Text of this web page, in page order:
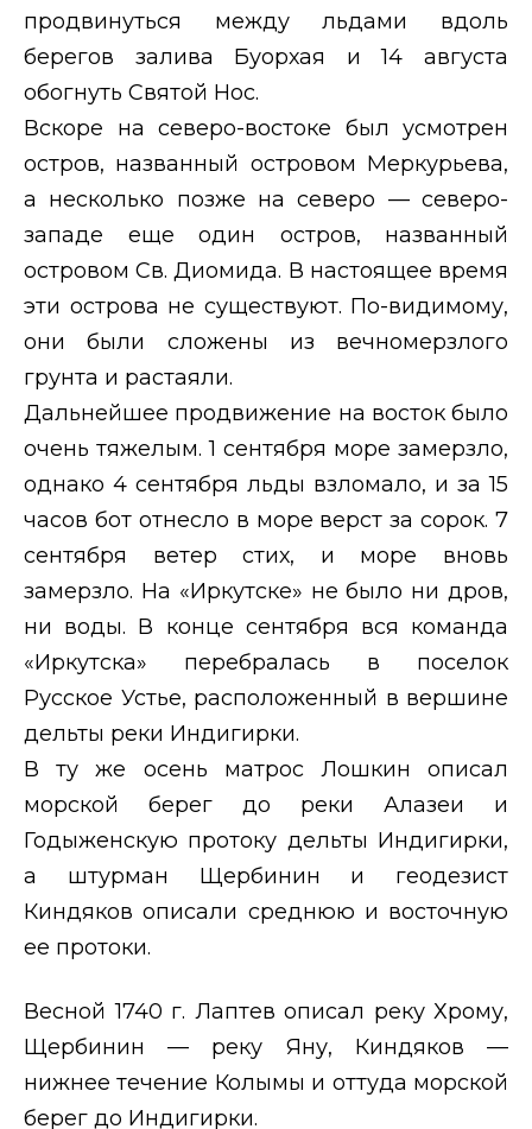
продвинуться между льдами вдоль
берегов залива Буорхая и 14 августа
обогнуть Святой Нос.
Вскоре на северо-востоке был усмотрен
остров, названный островом Меркурьева,
а несколько позже на северо — северо-
западе еще один остров, названный
островом Св. Диомида. В настоящее время
эти острова не существуют. По-видимому,
они были сложены из вечномерзлого
грунта и растаяли.
Дальнейшее продвижение на восток было
очень тяжелым. 1 сентября море замерзло,
однако 4 сентября льды взломало, и за 15
часов бот отнесло в море верст за сорок. 7
сентября ветер стих, и море вновь
замерзло. На «Иркутске» не было ни дров,
ни воды. В конце сентября вся команда
«Иркутска» перебралась в поселок
Русское Устье, расположенный в вершине
дельты реки Индигирки.
В ту же осень матрос Лошкин описал
морской берег до реки Алазеи и
Годыженскую протоку дельты Индигирки,
а штурман Щербинин и геодезист
Киндяков описали среднюю и восточную
ее протоки.
Весной 1740 г. Лаптев описал реку Хрому,
Щербинин — реку Яну, Киндяков —
нижнее течение Колымы и оттуда морской
берег до Индигирки.